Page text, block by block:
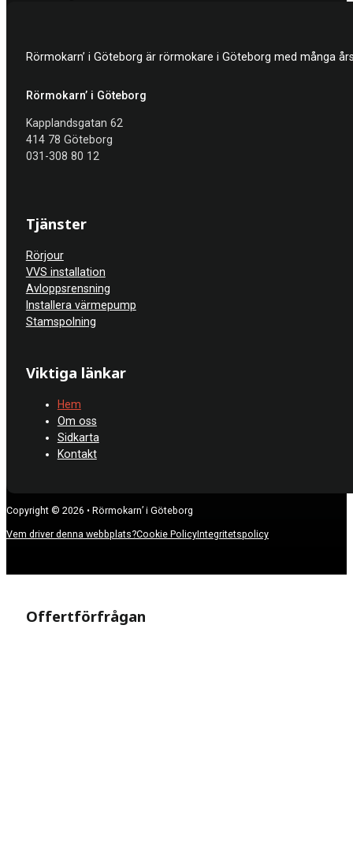
Rörmokarn’ i Göteborg är rörmokare i Göteborg med många
Rörmokarn’ i Göteborg
Kapplandsgatan 62
414 78 Göteborg
031-308 80 12
Tjänster
Rörjour
VVS installation
Avloppsrensning
Installera värmepump
Stamspolning
Viktiga länkar
Hem
Om oss
Sidkarta
Kontakt
Copyright © 2026 • Rörmokarn’ i Göteborg
Vem driver denna webbplats?Cookie PolicyIntegritetspolicy
Offertförfrågan